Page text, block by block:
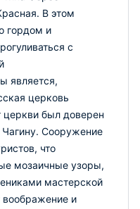
В этом
гордом и
с
является,
церковь
церкви был доверен
Сооружение
что
мозаичные узоры,
мастерской
воображение и